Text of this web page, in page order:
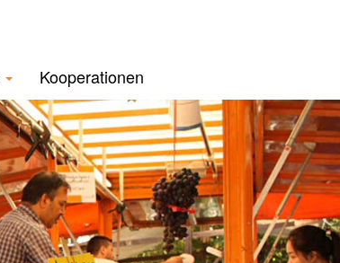
Kooperationen